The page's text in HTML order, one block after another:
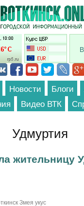
содержанию
Новости Блоги
Видео ВТК
Удмуртия
жительницу
Змея укус